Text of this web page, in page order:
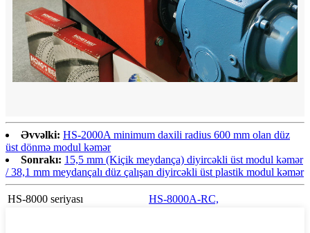
Əvvəlki: HS-2000A minimum daxili radius 600 mm olan düz
üst dönmə modul kəmər
Sonrakı: 15,5 mm (Kiçik meydança) diyircəkli üst modul kəmər
/ 38,1 mm meydançalı düz çalışan diyircəkli üst plastik modul kəmər
HS-8000 seriyası HS-8000A-RC,